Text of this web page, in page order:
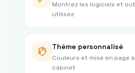
Montrez les logiciels et
utilisez
Thème personnalisé
Couleurs et mise en page
cabinet